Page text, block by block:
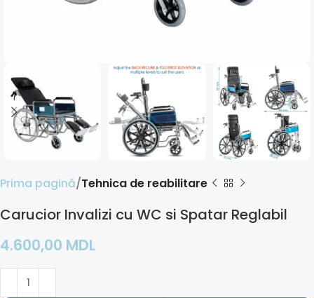
Prima pagină Tehnica de reabilitare
Carucior Invalizi cu WC si Spatar Reglabil
4.600,00 MDL